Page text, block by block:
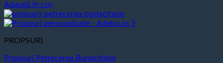
Adaugă în coș
PROPSURI
Propsuri Petrecerea Burlacitelor